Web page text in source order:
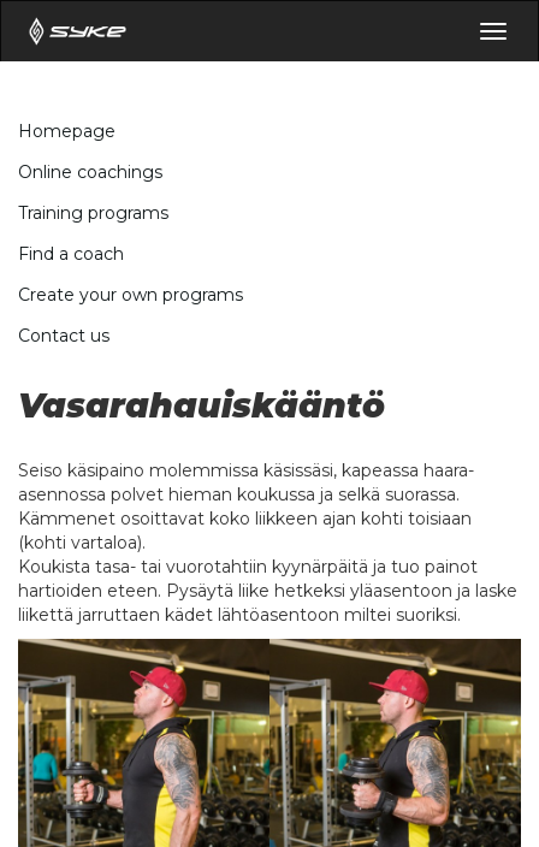
Homepage
Online coachings
Training programs
Find a coach
Create your own programs
Contact us
Vasarahauiskääntö
Seiso käsipaino molemmissa käsissäsi, kapeassa haara-
asennossa polvet hieman koukussa ja selkä suorassa.
Kämmenet osoittavat koko liikkeen ajan kohti toisiaan
(kohti vartaloa).
Koukista tasa- tai vuorotahtiin kyynärpäitä ja tuo painot
hartioiden eteen. Pysäytä liike hetkeksi yläasentoon ja laske
liikettä jarruttaen kädet lähtöasentoon miltei suoriksi.